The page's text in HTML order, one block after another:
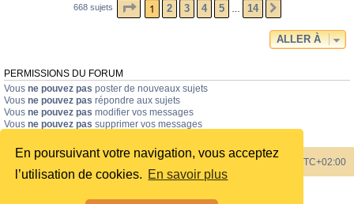
En poursuivant votre navigation, vous acceptez
l’utilisation de cookies. En savoir plus
668 sujets PAGE1 SUR 14
1 2 3 4 5 14
ALLER À
PERMISSIONS DU FORUM
Vous ne pouvez pas poster de nouveaux sujets
Vous ne pouvez pas répondre aux sujets
Vous ne pouvez pas modifier vos messages
Vous ne pouvez pas supprimer vos messages
Index du forum Heures au format UTC+02:00